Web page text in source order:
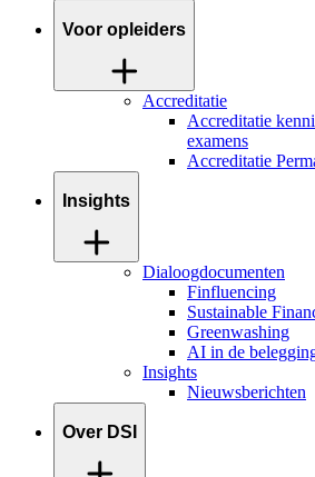
Voor opleiders
Accreditatie
Accreditatie
examens
Accreditatie
Insights
Dialoogdocumenten
Finfluencing
Sustainable
Greenwashing
AI in de
Insights
Nieuwsberichten
Over DSI